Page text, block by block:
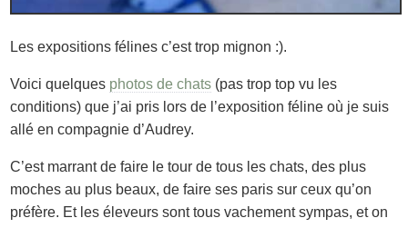
Les expositions félines c’est trop mignon :).
Voici quelques photos de chats (pas trop top vu les
conditions) que j’ai pris lors de l’exposition féline où je suis
allé en compagnie d’Audrey.
C’est marrant de faire le tour de tous les chats, des plus
moches au plus beaux, de faire ses paris sur ceux qu’on
préfère. Et les éleveurs sont tous vachement sympas, et on